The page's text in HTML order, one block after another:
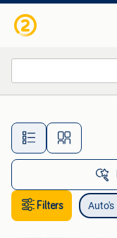
Filters Auto's